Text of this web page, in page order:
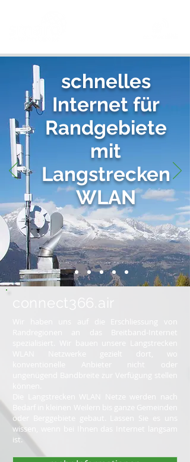
schnelles
Internet für
Randgebiete
mit
Langstrecken
WLAN
connect366.air
Wir haben uns auf die Erschliessung von
Randregionen an das Breitband-Internet
spezialisiert. Wir bauen unsere Langstrecken
WLAN Netzwerke gezielt dort, wo
konventionelle Anbieter nicht oder
ungenügend Bandbreite zur Verfügung stellen
Die Langstrecken WLAN Netze werden nach
Bedarf in kleinen Weilern bis ganze Gemeinden
oder Berggebiete gebaut. Lassen Sie es uns
wissen, wenn bei Ihnen das Internet langsam
ist.